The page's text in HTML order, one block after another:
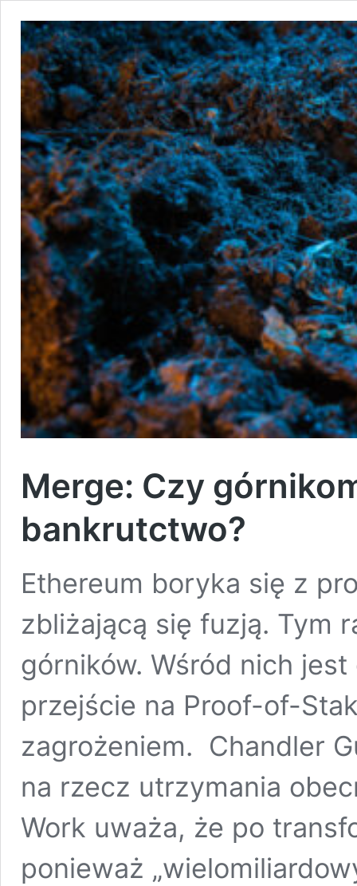
Merge: Czy
bankrutctwo?
Ethereum boryka się z
zbliżającą się fuzją. Tym
górników. Wśród nich
przejście na Proof-of-
zagrożeniem. Chandler
na rzecz utrzymania
Work uważa, że po
ponieważ